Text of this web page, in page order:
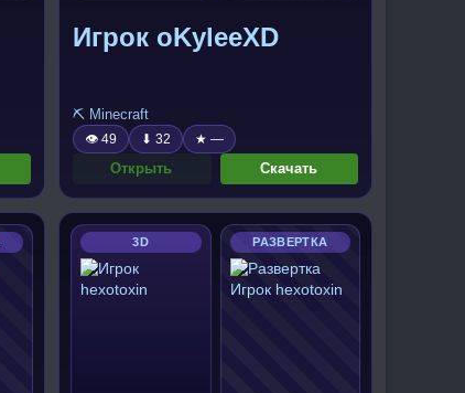
Игрок oKyleeXD
⛏️ Minecraft
👁 49 ⬇ 32 ★ —
Открыть Скачать
3D РАЗВЕРТКА